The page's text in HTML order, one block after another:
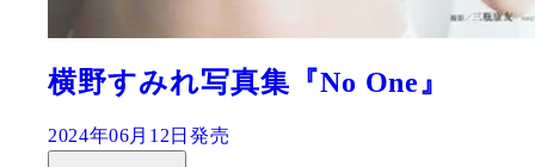
横野すみれ写真集『No One』
2024年06月12日発売